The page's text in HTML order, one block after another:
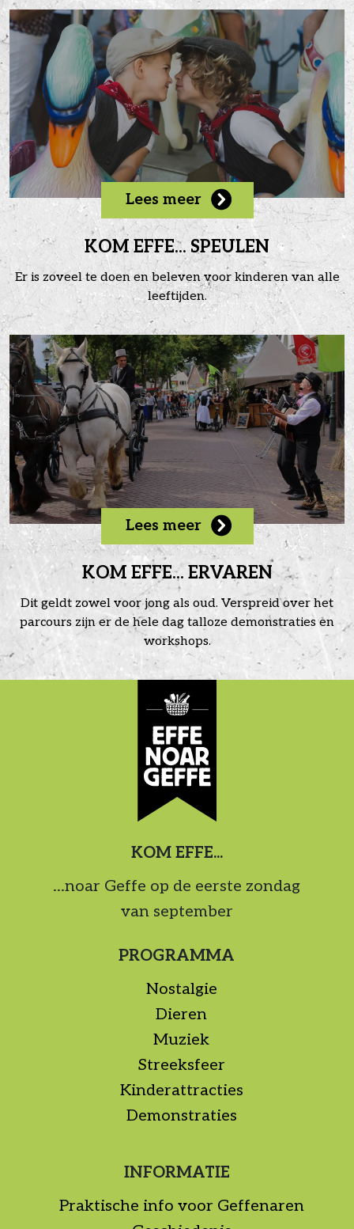
Lees meer
KOM EFFE... SPEULEN
Er is zoveel te doen en beleven voor kinderen van alle
leeftijden.
Lees meer
KOM EFFE... ERVAREN
Dit geldt zowel voor jong als oud. Verspreid over het
parcours zijn er de hele dag talloze demonstraties en
workshops.
KOM EFFE...
...noar Geffe op de eerste zondag
van september
PROGRAMMA
Nostalgie
Dieren
Muziek
Streeksfeer
Kinderattracties
Demonstraties
INFORMATIE
Praktische info voor Geffenaren